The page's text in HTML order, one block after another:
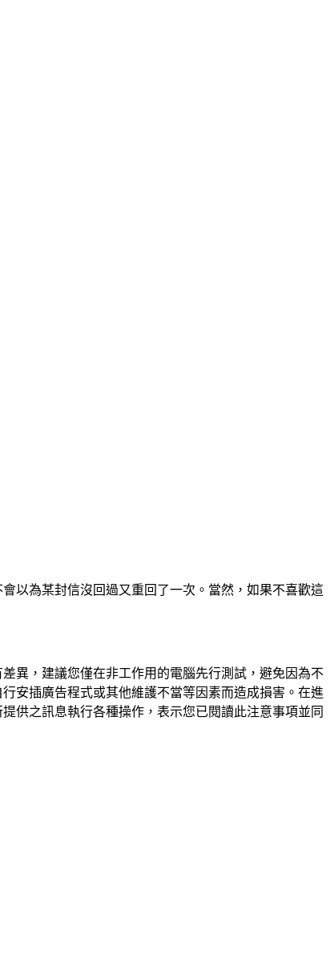
以為某封信沒回過又重回了一次。當然，如果不喜歡這
異，建議您僅在非工作用的電腦先行測試，避免因為不
安插廣告程式或其他維護不當等因素而造成損害。在進
供之訊息執行各種操作，表示您已閱讀此注意事項並同